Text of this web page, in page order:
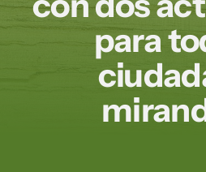
Productos
para